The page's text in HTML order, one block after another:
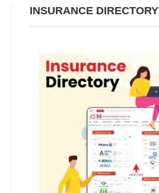
INSURANCE DIRECTORY